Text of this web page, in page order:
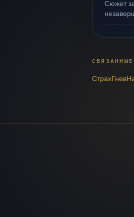
Сюжет
СтрахГнев